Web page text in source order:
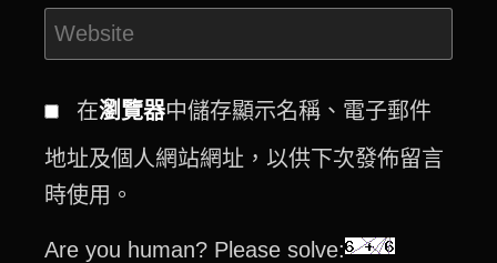
在瀏覽器中儲存顯示名稱、電子郵件
地址及個人網站網址，以供下次發佈留言
時使用。
Are you human? Please solve: